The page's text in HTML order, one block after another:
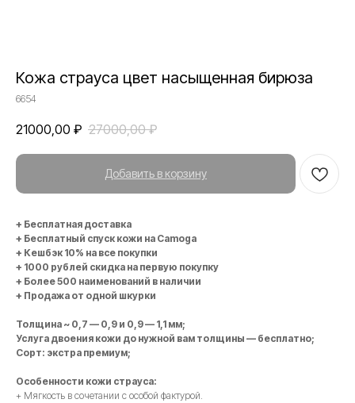
Кожа страуса цвет насыщенная бирюза
6654
21000,00 ₽ 27000,00 ₽
Добавить в корзину
+ Бесплатная доставка
+ Бесплатный спуск кожи на Camoga
+ Кешбэк 10% на все покупки
+ 1000 рублей скидка на первую покупку
+ Более 500 наименований в наличии
+ Продажа от одной шкурки
Толщина ~ 0,7 — 0,9 и 0,9 — 1,1 мм;
Услуга двоения кожи до нужной вам толщины — бесплатно;
Сорт: экстра премиум;
Особенности кожи страуса:
+ Мягкость в сочетании с особой фактурой.